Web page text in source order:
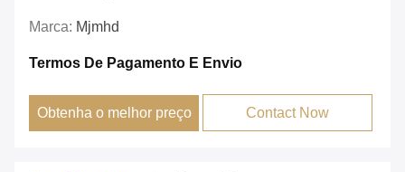
Marca: Mjmhd
Termos De Pagamento E Envio
Obtenha o melhor preço Contact Now